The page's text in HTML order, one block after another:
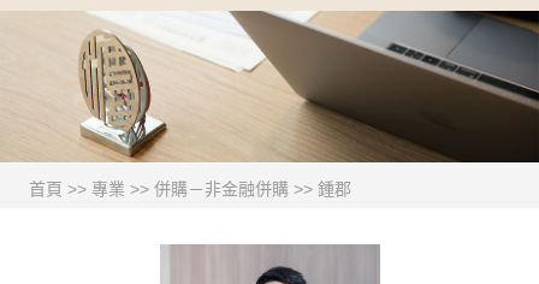
首頁 >> 專業 >> 併購－非金融併購 >> 鍾郡